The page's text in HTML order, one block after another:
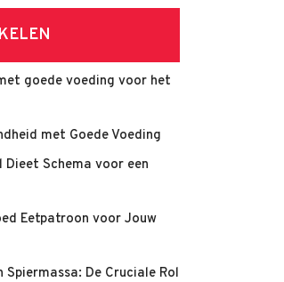
goede voeding voor het
met Goede Voeding
Dieet Schema voor een
Eetpatroon voor Jouw
De Cruciale Rol